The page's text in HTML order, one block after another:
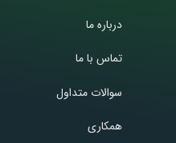
درباره ما
تماس با ما
سوالات متداول
همکاری